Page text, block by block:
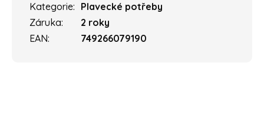
Kategorie: Plavecké potřeby
Záruka:
2 roky
EAN: 749266079190